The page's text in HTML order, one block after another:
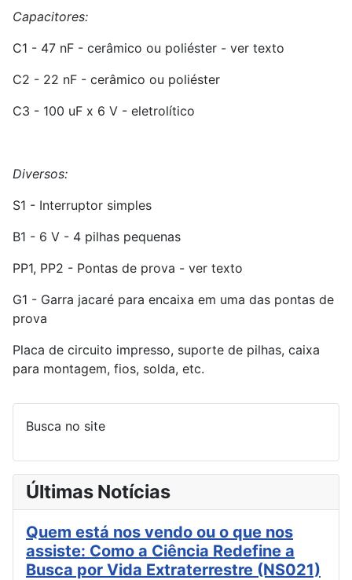
Capacitores:
C1 - 47 nF - cerâmico ou poliéster - ver texto
C2 - 22 nF - cerâmico ou poliéster
C3 - 100 uF x 6 V - eletrolítico
Diversos:
S1 - Interruptor simples
B1 - 6 V - 4 pilhas pequenas
PP1, PP2 - Pontas de prova - ver texto
G1 - Garra jacaré para encaixa em uma das pontas de
prova
Placa de circuito impresso, suporte de pilhas, caixa
para montagem, fios, solda, etc.
Busca no site
Últimas Notícias
Quem está nos vendo ou o que nos
assiste: Como a Ciência Redefine a
Busca por Vida Extraterrestre (NS021)